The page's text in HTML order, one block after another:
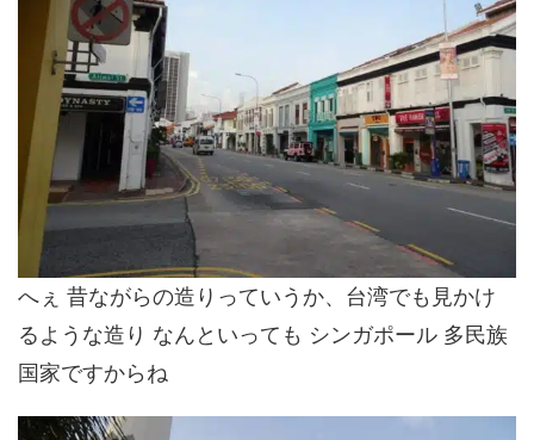
へぇ 昔ながらの造りっていうか、台湾でも見かけ
るような造り なんといっても シンガポール 多民族
国家ですからね